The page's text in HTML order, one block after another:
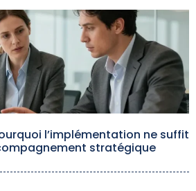
l’implémentation ne suffit
stratégique